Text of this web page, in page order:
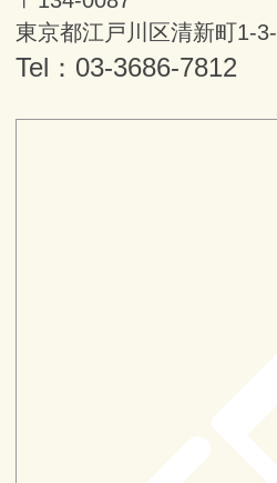
東京都江戸川区清新町1-
Tel： 03-3686-7812